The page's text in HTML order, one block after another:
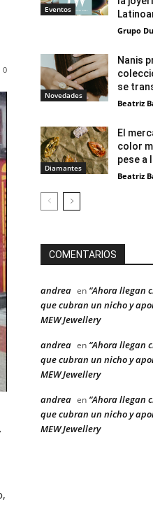
0
Eventos
Grupo
Novedades
Nanis
se
Beatriz
Diamantes
El
color
pese a
Beatriz
COMENTARIOS
andrea en “Ahora llegan
que cubran un nicho y
MEW Jewellery
andrea en “Ahora llegan
que cubran un nicho y
MEW Jewellery
andrea en “Ahora llegan
que cubran un nicho y
MEW Jewellery